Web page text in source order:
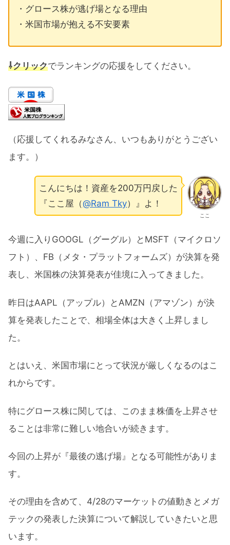
・グロース株が逃げ場となる理由
・米国市場が抱える不安要素
⇩クリックでランキングの応援をしてください。
（応援してくれるみなさん、いつもありがとうござい
ます。）
ここ
こんにちは！資産を200万円戻した
『ここ屋（@Ram Tky）』よ！
今週に入りGOOGL（グーグル）とMSFT（マイクロソ
フト）、FB（メタ・プラットフォームズ）が決算を発
表し、米国株の決算発表が佳境に入ってきました。
昨日はAAPL（アップル）とAMZN（アマゾン）が決
算を発表したことで、相場全体は大きく上昇しまし
た。
とはいえ、米国市場にとって状況が厳しくなるのはこ
れからです。
特にグロース株に関しては、このまま株価を上昇させ
ることは非常に難しい地合いが続きます。
今回の上昇が『最後の逃げ場』となる可能性がありま
す。
その理由を含めて、4/28のマーケットの値動きとメガ
テックの発表した決算について解説していきたいと思
います。